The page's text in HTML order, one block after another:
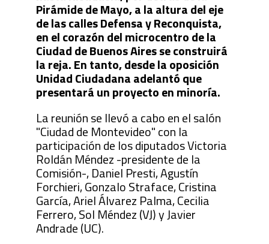
Pirámide de Mayo, a la altura del eje
de las calles Defensa y Reconquista,
en el corazón del microcentro de la
Ciudad de Buenos Aires se construirá
la reja. En tanto, desde la oposición
Unidad Ciudadana adelantó que
presentará un proyecto en minoría.
La reunión se llevó a cabo en el salón
"Ciudad de Montevideo" con la
participación de los diputados Victoria
Roldán Méndez -presidente de la
Comisión-, Daniel Presti, Agustín
Forchieri, Gonzalo Straface, Cristina
García, Ariel Álvarez Palma, Cecilia
Ferrero, Sol Méndez (VJ) y Javier
Andrade (UC).